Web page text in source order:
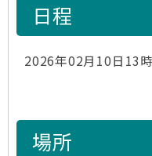
日程
2026年02月10日13
場所